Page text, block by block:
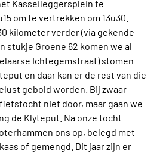
Kasseileggersplein te
om te vertrekken om 13u30.
kilometer verder (via gekende
stukje Groene 62 komen we al
Ichtegemstraat) stomen
en daar kan er de rest van die
gebold worden. Bij zwaar
niet door, maar gaan we
de Klyteput. Na onze tocht
ons op, belegd met
of gemengd. Dit jaar zijn er